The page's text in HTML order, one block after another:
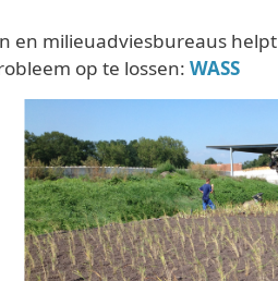
en milieuadviesbureaus
op te lossen: WASS